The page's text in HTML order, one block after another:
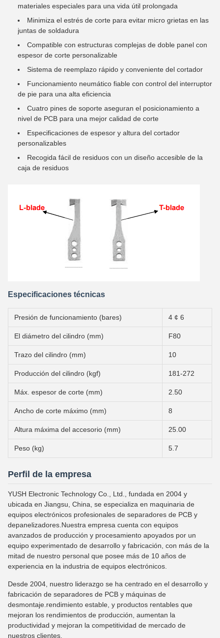
materiales especiales para una vida útil prolongada
Minimiza el estrés de corte para evitar micro grietas en las
juntas de soldadura
Compatible con estructuras complejas de doble panel con
espesor de corte personalizable
Sistema de reemplazo rápido y conveniente del cortador
Funcionamiento neumático fiable con control del interruptor
de pie para una alta eficiencia
Cuatro pines de soporte aseguran el posicionamiento a
nivel de PCB para una mejor calidad de corte
Especificaciones de espesor y altura del cortador
personalizables
Recogida fácil de residuos con un diseño accesible de la
caja de residuos
Especificaciones técnicas
Presión de funcionamiento (bares) 4 ¢ 6
El diámetro del cilindro (mm) F80
Trazo del cilindro (mm) 10
Producción del cilindro (kgf) 181-272
Máx. espesor de corte (mm) 2.50
Ancho de corte máximo (mm) 8
Altura máxima del accesorio (mm) 25.00
Peso (kg) 5.7
Perfil de la empresa
YUSH Electronic Technology Co., Ltd., fundada en 2004 y
ubicada en Jiangsu, China, se especializa en maquinaria de
equipos electrónicos profesionales de separadores de PCB y
depanelizadores.Nuestra empresa cuenta con equipos
avanzados de producción y procesamiento apoyados por un
equipo experimentado de desarrollo y fabricación, con más de la
mitad de nuestro personal que posee más de 10 años de
experiencia en la industria de equipos electrónicos.
Desde 2004, nuestro liderazgo se ha centrado en el desarrollo y
fabricación de separadores de PCB y máquinas de
desmontaje.rendimiento estable, y productos rentables que
mejoran los rendimientos de producción, aumentan la
productividad y mejoran la competitividad de mercado de
nuestros clientes.